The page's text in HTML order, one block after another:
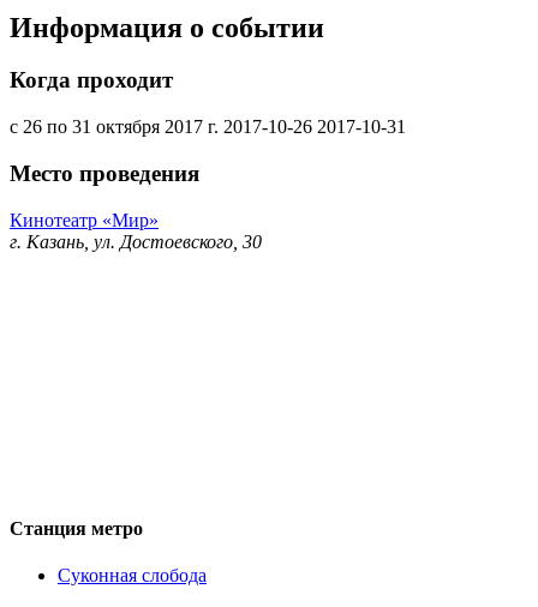
Информация о событии
Когда проходит
с 26 по 31 октября 2017 г. 2017-10-26 2017-10-31
Место проведения
Кинотеатр «Мир»
г. Казань, ул. Достоевского, 30
Станция метро
Суконная слобода